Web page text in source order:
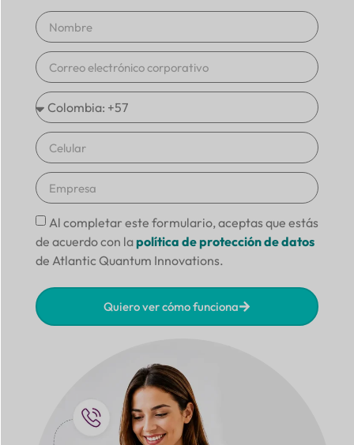
Al completar este formulario, aceptas que estás
de acuerdo con lapolítica de protección de datos
de Atlantic Quantum Innovations.
Quiero ver cómo funciona